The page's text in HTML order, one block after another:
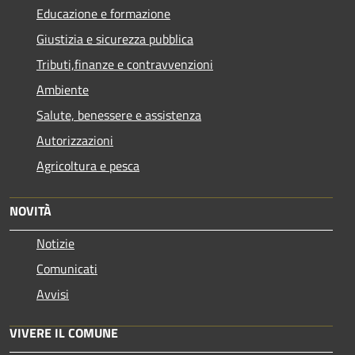
Educazione e formazione
Giustizia e sicurezza pubblica
Tributi,finanze e contravvenzioni
Ambiente
Salute, benessere e assistenza
Autorizzazioni
Agricoltura e pesca
NOVITÀ
Notizie
Comunicati
Avvisi
VIVERE IL COMUNE